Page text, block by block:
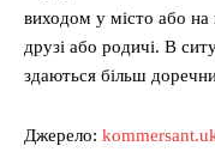
виходом у місто або
друзі або родичі. В
здаються більш
Джерело: